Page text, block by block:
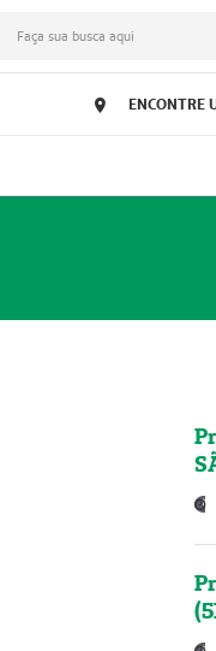
Faça sua busca aqui
ENCONTRE